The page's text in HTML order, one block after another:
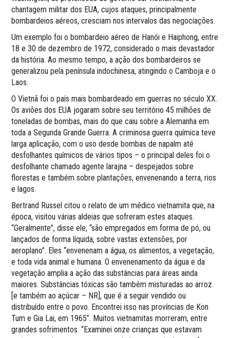
chantagem militar dos EUA, cujos ataques, principalmente
bombardeios aéreos, cresciam nos intervalos das negociações.
Um exemplo foi o bombardeio aéreo de Hanói e Haiphong, entre
18 e 30 de dezembro de 1972, considerado o mais devastador
da história. Ao mesmo tempo, a ação dos bombardeiros se
generalizou pela península indochinesa, atingindo o Camboja e o
Laos.
O Vietnã foi o país mais bombardeado em guerras no século XX.
Os aviões dos EUA jogaram sobre seu território 45 milhões de
toneladas de bombas, mais do que caiu sobre a Alemanha em
toda a Segunda Grande Guerra. A criminosa guerra química teve
larga aplicação, com o uso desde bombas de napalm até
desfolhantes químicos de vários tipos – o principal deles foi o
desfolhante chamado agente larajna – despejados sobre
florestas e também sobre plantações, envenenando a terra, rios
e lagos.
Bertrand Russel citou o relato de um médico vietnamita que, na
época, visitou várias aldeias que sofreram estes ataques.
“Geralmente”, disse ele, “são empregados em forma de pó, ou
lançados de forma líquida, sobre vastas extensões, por
aeroplano”. Eles “envenenam a água, os alimentos, a vegetação,
e toda vida animal e humana. O envenenamento da água e da
vegetação amplia a ação das substâncias para áreas ainda
maiores. Substâncias tóxicas são também misturadas ao arroz
[e também ao açúcar – NR], que é a seguir vendido ou
distribuído entre o povo. Encontrei isso nas províncias de Kon
Tum e Gia Lai, em 1965”. Muitos vietnamitas morreram, entre
grandes sofrimentos. “Examinei onze crianças que estavam